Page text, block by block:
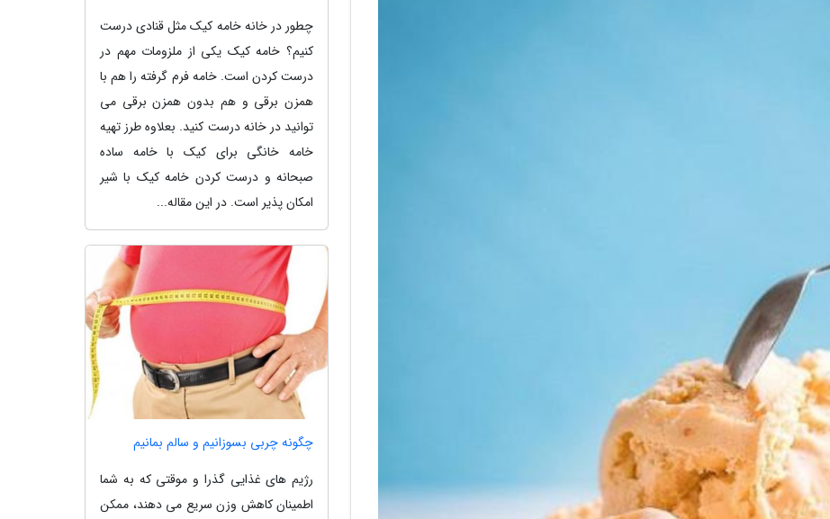
چطور در خانه خامه کیک مثل قنادی درست
کنیم؟ خامه کیک یکی از ملزومات مهم در
درست کردن است. خامه فرم گرفته را هم با
همزن برقی و هم بدون همزن برقی می
توانید در خانه درست کنید. بعلاوه طرز تهیه
خامه خانگی برای کیک با خامه ساده
صبحانه و درست کردن خامه کیک با شیر
امکان پذیر است. در این مقاله...
چگونه چربی بسوزانیم و سالم بمانیم
رژیم های غذایی گذرا و موقتی که به شما
اطمینان کاهش وزن سریع می دهند، ممکن